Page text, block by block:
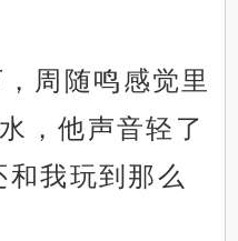
周随鸣感觉里
，他声音轻了
和我玩到那么